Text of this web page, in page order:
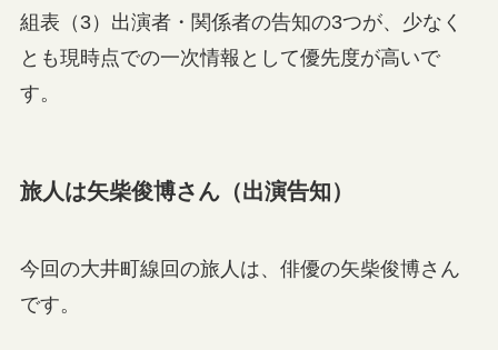
組表（3）出演者・関係者の告知の3つが、少なく
とも現時点での一次情報として優先度が高いで
す。
旅人は矢柴俊博さん（出演告知）
今回の大井町線回の旅人は、俳優の矢柴俊博さん
です。